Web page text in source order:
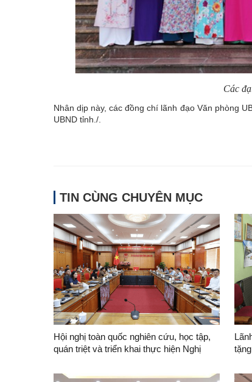
Các
Nhân dịp này, các đồng chí lãnh đạo Văn phòng
UBND tỉnh./.
TIN CÙNG CHUYÊN MỤC
Hội nghị toàn quốc nghiên cứu, học tập,
quán triệt và triển khai thực hiện Nghị
Trung ương Đảng khóa XIV